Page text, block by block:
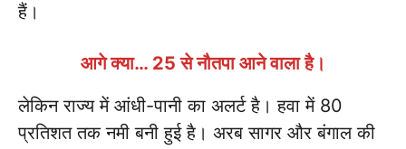
हैं।
आगे क्या… 25 से नौतपा आने वाला है।
लेकिन राज्य में आंधी-पानी का अलर्ट है। हवा में 80
प्रतिशत तक नमी बनी हुई है। अरब सागर और बंगाल की